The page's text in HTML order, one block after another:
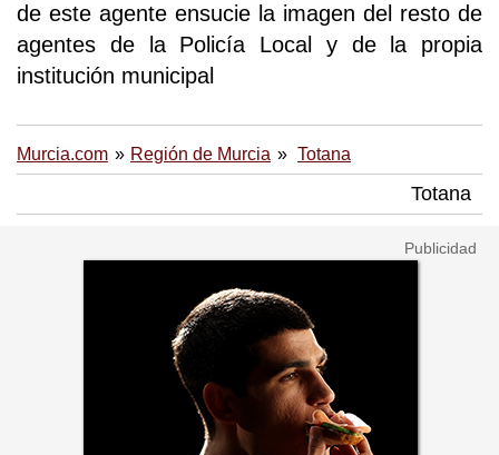
de este agente ensucie la imagen del resto de
agentes de la Policía Local y de la propia
institución municipal
Murcia.com Región de Murcia Totana
Totana